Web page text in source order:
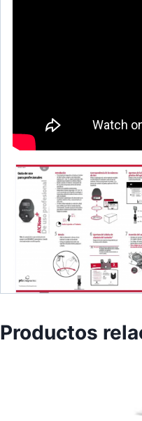
Productos